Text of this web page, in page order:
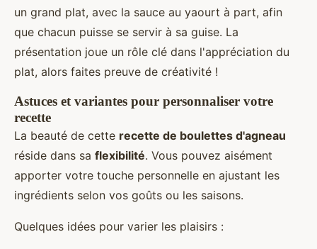
un grand plat, avec la sauce au yaourt à part, afin
que chacun puisse se servir à sa guise. La
présentation joue un rôle clé dans l'appréciation du
plat, alors faites preuve de créativité !
Astuces et variantes pour personnaliser votre
recette
La beauté de cette recette de boulettes d'agneau
réside dans sa flexibilité. Vous pouvez aisément
apporter votre touche personnelle en ajustant les
ingrédients selon vos goûts ou les saisons.
Quelques idées pour varier les plaisirs :